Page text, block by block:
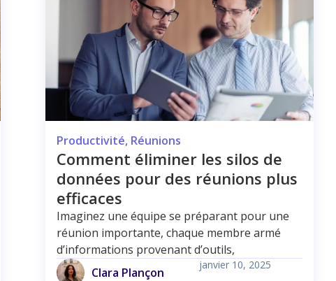
Productivité, Réunions
Comment éliminer les silos de
données pour des réunions plus
efficaces
Imaginez une équipe se préparant pour une
réunion importante, chaque membre armé
d’informations provenant d’outils,
Clara Plançon
janvier 10, 2025